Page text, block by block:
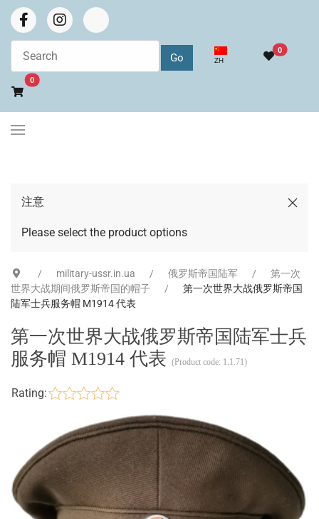
选择你的语音
ZH
0
0Go to cart
注意
Please select the product options
military-ussr.in.ua 俄罗斯帝国陆军
第一次
世界大战期间俄罗斯帝国的帽子
第一次世界大战俄罗斯帝国
陆军士兵服务帽 M1914 代表
第一次世界大战俄罗斯帝国陆军士兵
服务帽 M1914 代表 (Product code: 1.1.71)
Rating: